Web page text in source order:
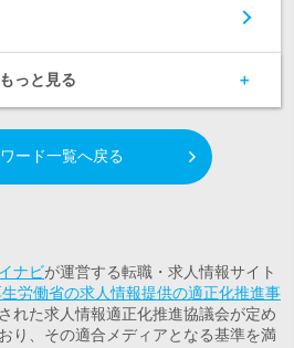
っと見る
ード一覧へ戻る
ナビが運営する転職・求人情報サイト
生労働省の求人情報提供の適正化推進事
れた求人情報適正化推進協議会が定め
り、その適合メディアとなる基準を満